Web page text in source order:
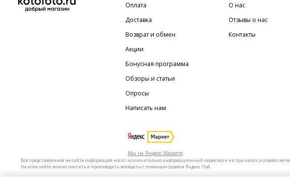
Оплата
Доставка
Возврат и обмен
Акции
Бонусная программа
Обзоры и статьи
Опросы
Написать нам
О нас
Отзывы о нас
Контакты
Мы на Яндекс.Маркете
Вся представленная на сайте информация носит исключительно информационный характер и ни при каких условиях не
На этом сайте можно платить и производить возвраты с помощью сервиса Яндекс Пэй.